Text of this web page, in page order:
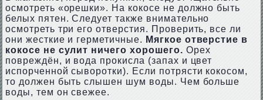
осмотреть «орешки». На кокосе не должно быть
белых пятен. Следует также внимательно
осмотреть три его отверстия. Проверить, все ли
они жесткие и герметичные. Мягкое отверстие в
кокосе не сулит ничего хорошего. Орех
повреждён, и вода прокисла (запах и цвет
испорченной сыворотки). Если потрясти кокосом,
то должен быть слышен шум воды. Чем больше
воды, тем он свежее.